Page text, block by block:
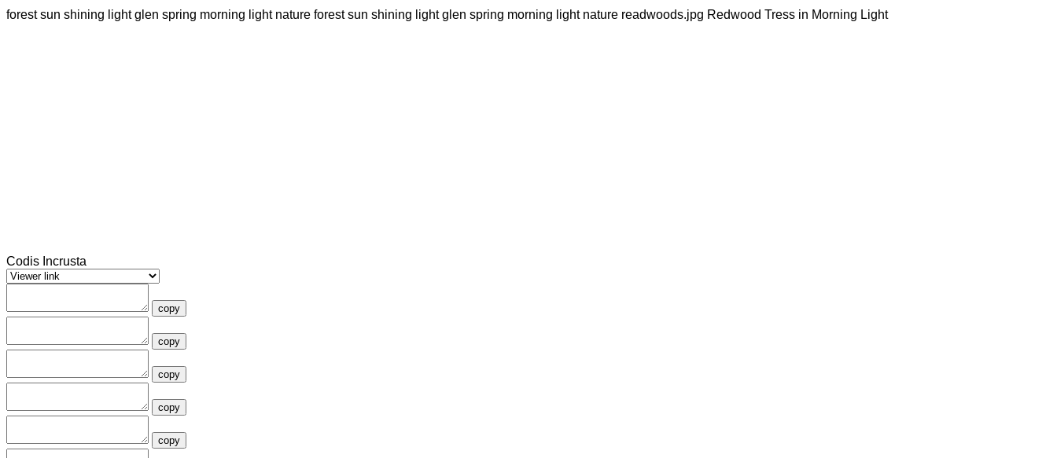
forest sun shining light glen spring morning light nature forest sun shining light glen spring morning light nature readwoods.jpg Redwood Tress in Morning Light
Codis Incrusta
copy
copy
copy
copy
copy